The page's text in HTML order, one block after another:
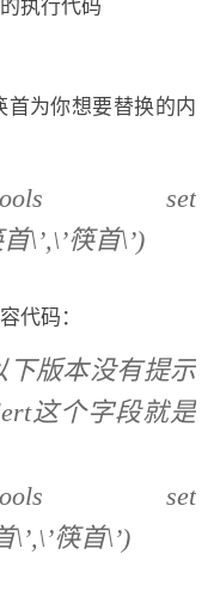
首为你想要替换的内
set
\’,\’筷首\’)
代码：
下版本没有提示
这个字段就是
set
筷首\’)